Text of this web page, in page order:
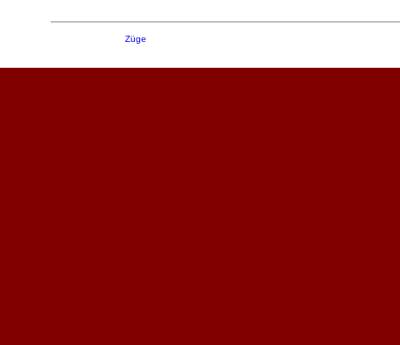
Züge